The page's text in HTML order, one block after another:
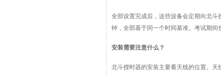
全部设置完成后，这些设备会定期向北
钟，全部基于同一个时间基准。考试期
安装需要注意什么？
北斗授时器的安装主要看天线的位置。